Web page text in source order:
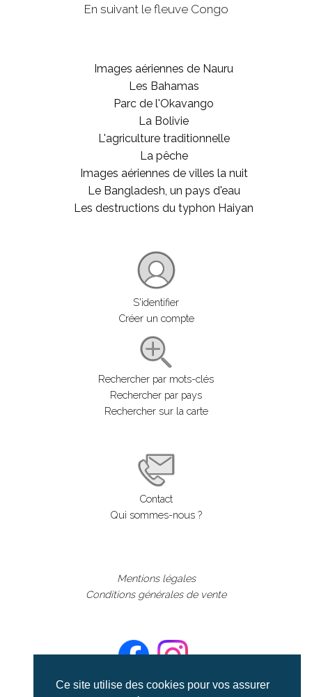
Ce site utilise des cookies pour vos assurer
En suivant le fleuve Congo
Images aériennes de Nauru
Les Bahamas
Parc de l'Okavango
La Bolivie
L'agriculture traditionnelle
La pêche
Images aériennes de villes la nuit
Le Bangladesh, un pays d'eau
Les destructions du typhon Haiyan
S'identifier
Créer un compte
Rechercher par mots-clés
Rechercher par pays
Rechercher sur la carte
Contact
Qui sommes-nous ?
Mentions légales
Conditions générales de vente